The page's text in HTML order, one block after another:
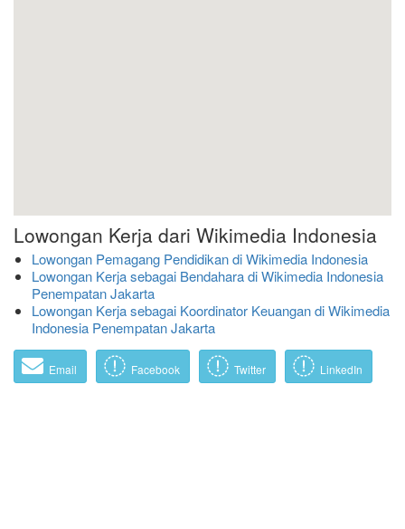
Lowongan Kerja dari Wikimedia Indonesia
Lowongan Pemagang Pendidikan di Wikimedia Indonesia
Lowongan Kerja sebagai Bendahara di Wikimedia Indonesia
Penempatan Jakarta
Lowongan Kerja sebagai Koordinator Keuangan di Wikimedia
Indonesia Penempatan Jakarta
Email Facebook Twitter LinkedIn